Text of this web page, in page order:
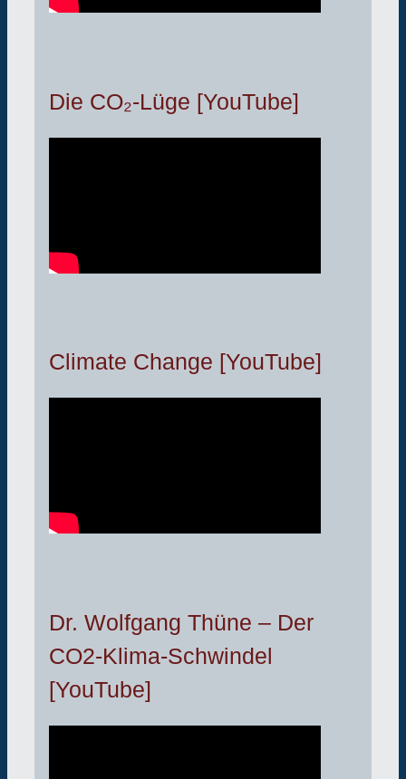
Die CO₂-Lüge [YouTube]
Climate Change [YouTube]
Dr. Wolfgang Thüne – Der
CO2-Klima-Schwindel
[YouTube]